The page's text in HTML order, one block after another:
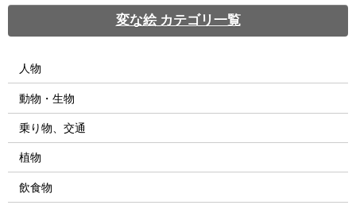
変な絵 カテゴリ一覧
人物
動物・生物
乗り物、交通
植物
飲食物